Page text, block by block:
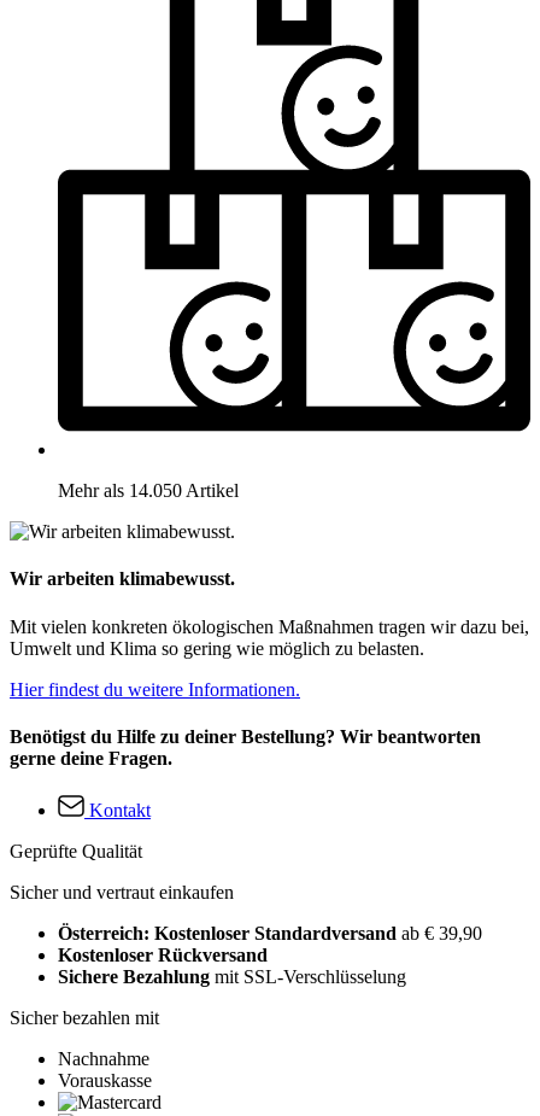
Mehr als 14.050 Artikel
Wir arbeiten klimabewusst.
Mit vielen konkreten ökologischen Maßnahmen tragen wir dazu bei,
Umwelt und Klima so gering wie möglich zu belasten.
Hier findest du weitere Informationen.
Benötigst du Hilfe zu deiner Bestellung? Wir beantworten
gerne deine Fragen.
Kontakt
Geprüfte Qualität
Sicher und vertraut einkaufen
Österreich: Kostenloser Standardversand ab € 39,90
Kostenloser Rückversand
Sichere Bezahlung mit SSL-Verschlüsselung
Sicher bezahlen mit
Nachnahme
Vorauskasse